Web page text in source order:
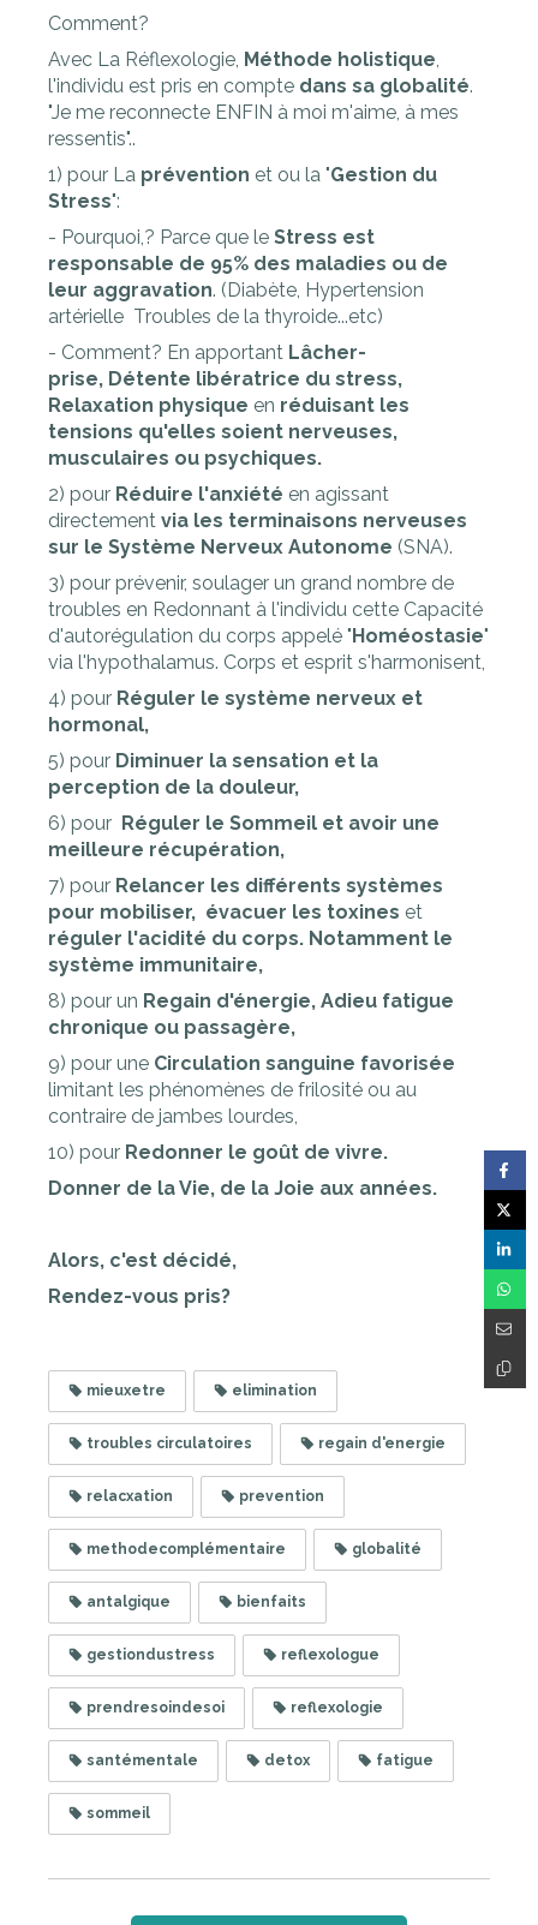
Comment?
Avec La Réflexologie, Méthode holistique
l'individu est pris en compte dans sa globalité.
"Je me reconnecte ENFIN à moi m'aime, à mes
ressentis"..
1) pour La prévention et ou la "Gestion du
Stress":
- Pourquoi,? Parce que le Stress est
responsable de 95% des maladies ou de
leur aggravation. (Diabète, Hypertension
artérielle Troubles de la thyroide...etc)
- Comment? En apportant Lâcher-
prise, Détente libératrice du stress,
Relaxation physique en réduisant les
tensions qu'elles soient nerveuses,
musculaires ou psychiques.
2) pour Réduire l'anxiété en agissant
directement via les terminaisons nerveuses
sur le Système Nerveux Autonome (SNA).
3) pour prévenir, soulager un grand nombre de
troubles en Redonnant à l'individu cette Capacité
d'autorégulation du corps appelé "Homéostasie"
via l'hypothalamus. Corps et esprit s'harmonisent,
4) pour Réguler le système nerveux et
hormonal,
5) pour Diminuer la sensation et la
perception de la douleur,
6) pour Réguler le Sommeil et avoir une
meilleure récupération,
7) pour Relancer les différents systèmes
pour mobiliser, évacuer les toxines et
réguler l'acidité du corps. Notamment le
système immunitaire,
8) pour un Regain d'énergie, Adieu fatigue
chronique ou passagère,
9) pour une Circulation sanguine favorisée
limitant les phénomènes de frilosité ou au
contraire de jambes lourdes,
10) pour Redonner le goût de vivre.
Donner de la Vie, de la Joie aux années.
Alors, c'est décidé,
Rendez-vous pris?
mieuxetre elimination
troubles circulatoires regain d'energie
relacxation prevention
methodecomplémentaire globalité
antalgique bienfaits
gestiondustress reflexologue
prendresoindesoi reflexologie
santémentale detox fatigue
sommeil